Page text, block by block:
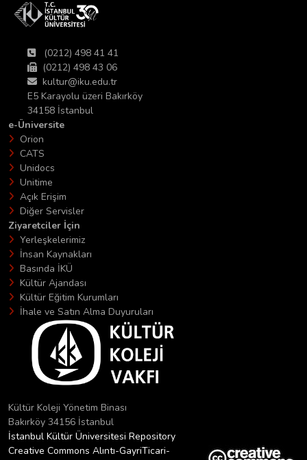
(0212) 498 41 41
(0212) 498 43 06
kultur@iku.edu.tr
E5 Karayolu üzeri Bakırköy
34158 İstanbul
e-Üniversite
Orion
CATS
Unidocs
Unitime
Açık Erişim
Diğer Servisler
Ziyaretciler İçin
Yerleşkelerimiz
İnsan Kaynakları
Basında İKÜ
Kültür Ajandası
Kültür Eğitim Kurumları
İhale ve Satın Alma Duyuruları
Kültür Koleji Yönetim Binası
Bakırköy 34156 İstanbul
İstanbul Kültür Üniversitesi Repository
Creative Commons Alıntı-GayriTicari-